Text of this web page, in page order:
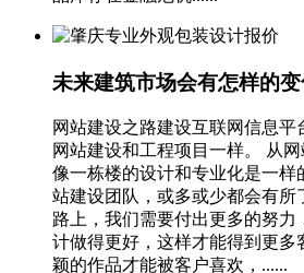
未来建筑市场会有怎样的
网站建设之路建设互联网信息平
网站建设和工程项目一样。 从
像一栋楼的设计和专业化是一样
站建设团队，或多或少都会有所
路上，我们需要付出更多的努力
计做得更好，这样才能得到更多
颖的作品才能被客户喜欢，......